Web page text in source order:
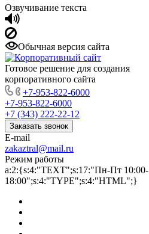
Озвучивание текста
Обычная версия сайта
Готовое решение для создания
корпоративного сайта
+7-953-822-6000
+7-953-822-6000
+7 (343) 222-22-12
Заказать звонок
E-mail
zakaztral@mail.ru
Режим работы
a:2:{s:4:"TEXT";s:17:"Пн-Пт 10:00-
18:00";s:4:"TYPE";s:4:"HTML";}